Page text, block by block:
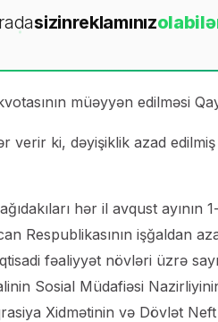
sizinreklamınızola
müəyyən edilməsi
verir ki, dəyişiklik azad
hər il avqust
Respublikasının işğaldan
fəaliyyət növləri üzrə
Sosial Müdafiəsi
Xidmətinin və Dövlət